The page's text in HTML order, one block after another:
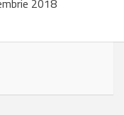
2018